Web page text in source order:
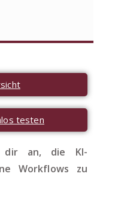
testen
dir an, die KI-
Workflows zu